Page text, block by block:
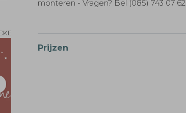
monteren - Vragen? Bel (085) 743 07 62
Prijzen